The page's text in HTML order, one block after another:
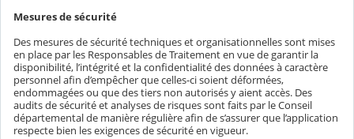
Mesures de sécurité
Des mesures de sécurité techniques et organisationnelles sont mises
en place par les Responsables de Traitement en vue de garantir la
disponibilité, l’intégrité et la confidentialité des données à caractère
personnel afin d’empêcher que celles-ci soient déformées,
endommagées ou que des tiers non autorisés y aient accès. Des
audits de sécurité et analyses de risques sont faits par le Conseil
départemental de manière régulière afin de s’assurer que l’application
respecte bien les exigences de sécurité en vigueur.